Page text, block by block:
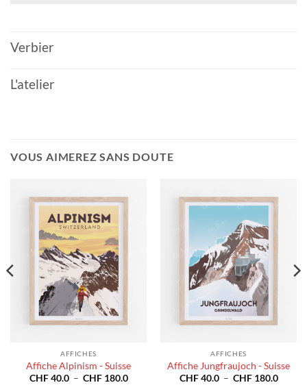
Verbier
L'atelier
VOUS AIMEREZ SANS DOUTE
AFFICHES
Affiche Alpinism - Suisse
CHF40.0 – CHF180.0Plage
AFFICHES
Affiche Jungfraujoch - Suisse
CHF40.0 – CHF180.0Plage